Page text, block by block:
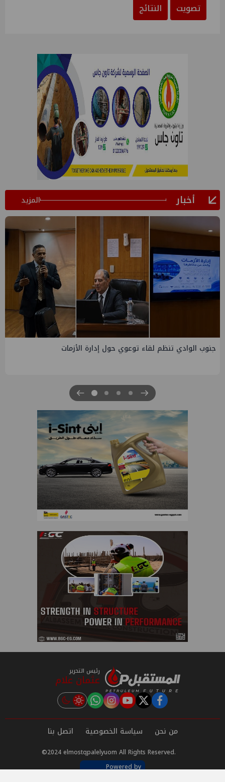
تصويت
النتائج
أخبار المزيد
التخطيط والبترول يبحثان جهود تحقيق أمن الطاقة
رئيس التحرير
عثمان علام
facebook
twitter
youtube
instagram
tiktok
من نحن سياسة الخصوصية اتصل بنا
©2024 elmostqpalelyuom All Rights Reserved.
Powered by